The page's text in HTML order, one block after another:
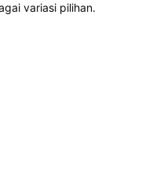
variasi pilihan.